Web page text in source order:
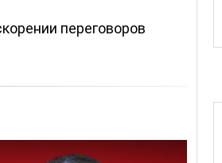
переговоров